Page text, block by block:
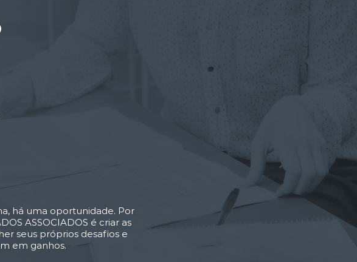
há uma oportunidade. Por
ASSOCIADOS é criar as
seus próprios desafios e
em ganhos.